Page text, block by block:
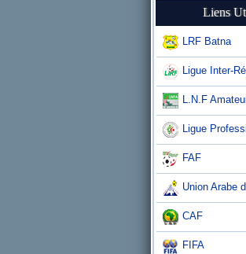
Liens
LRF Batna
Ligue Inter-
L.N.F
Ligue
FAF
Union Arabe
CAF
FIFA